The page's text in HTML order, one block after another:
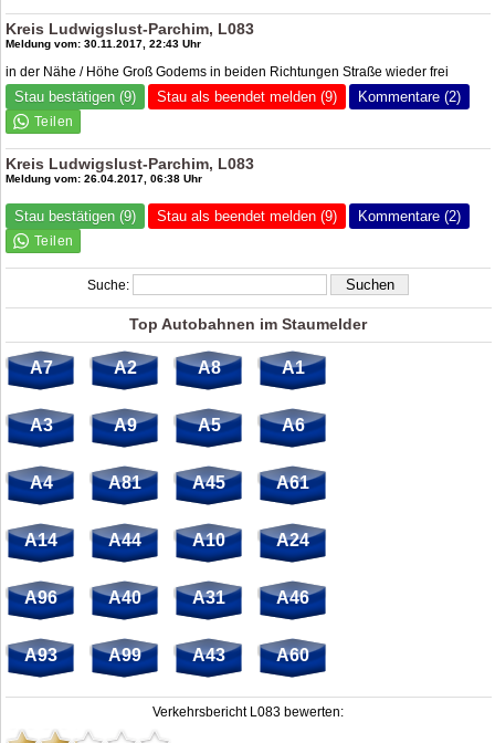
Kreis Ludwigslust-Parchim, L083
Meldung vom: 30.11.2017, 22:43 Uhr
in der Nähe / Höhe Groß Godems in beiden Richtungen Straße wieder frei
Stau bestätigen (9) Stau als beendet melden (9) Kommentare (2)
Kreis Ludwigslust-Parchim, L083
Meldung vom: 26.04.2017, 06:38 Uhr
Stau bestätigen (9) Stau als beendet melden (9) Kommentare (2)
Suche:
Top Autobahnen im Staumelder
A7 A2 A8 A1
A3 A9 A5 A6
A4 A81 A45 A61
A14 A44 A10 A24
A96 A40 A31 A46
A93 A99 A43 A60
Verkehrsbericht L083 bewerten: